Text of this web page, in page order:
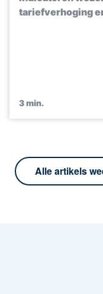
tariefverhoging
3min.
Alle artikels